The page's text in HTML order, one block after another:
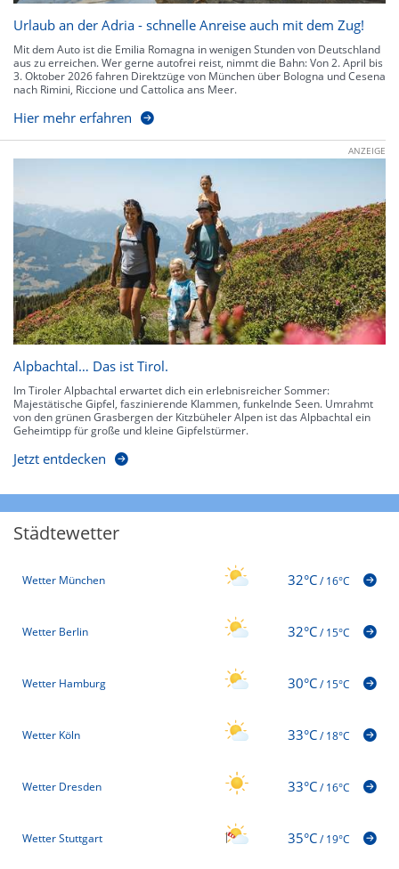
Urlaub an der Adria - schnelle Anreise auch mit dem Zug!
Mit dem Auto ist die Emilia Romagna in wenigen Stunden von Deutschland
aus zu erreichen. Wer gerne autofrei reist, nimmt die Bahn: Von 2. April bis
3. Oktober 2026 fahren Direktzüge von München über Bologna und Cesena
nach Rimini, Riccione und Cattolica ans Meer.
Hier mehr erfahren
ANZEIGE
Alpbachtal… Das ist Tirol.
Im Tiroler Alpbachtal erwartet dich ein erlebnisreicher Sommer:
Majestätische Gipfel, faszinierende Klammen, funkelnde Seen. Umrahmt
von den grünen Grasbergen der Kitzbüheler Alpen ist das Alpbachtal ein
Geheimtipp für große und kleine Gipfelstürmer.
Jetzt entdecken
Städtewetter
Wetter München 32°C/16°C
Wetter Berlin 32°C/15°C
Wetter Hamburg 30°C/15°C
Wetter Köln 33°C/18°C
Wetter Dresden 33°C/16°C
Wetter Stuttgart 35°C/19°C